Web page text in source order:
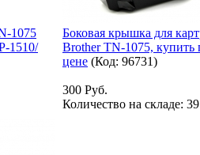
1075
1510/
Боковая крышка для
Brother TN-1075, купить
цене (Код: 96731)
300 Руб.
Количество на складе: 39